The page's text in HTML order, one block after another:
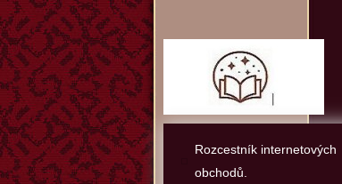
Rozcestník internetových
obchodů.